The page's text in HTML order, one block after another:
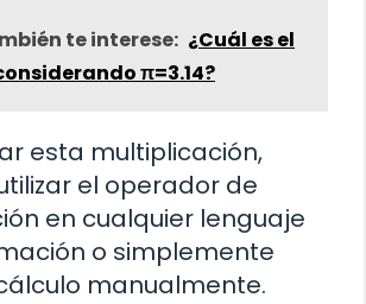
te interese: ¿Cuál es el
π=3.14?
esta multiplicación,
el operador de
en cualquier lenguaje
o simplemente
manualmente.